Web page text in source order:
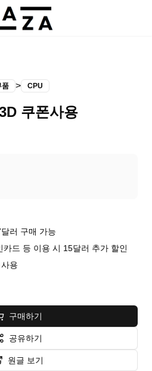
품 > CPU
쿠폰사용
러 구매 가능
드 등 이용 시 15달러 추가 할인
용
구매하기
공유하기
원글 보기